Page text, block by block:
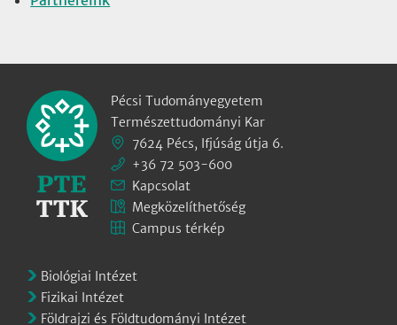
Pécsi Tudományegyetem
Természettudományi Kar
7624 Pécs, Ifjúság útja 6.
+36 72 503-600
Kapcsolat
Megközelíthetőség
Campus térkép
Biológiai Intézet
Fizikai Intézet
Földrajzi és Földtudományi Intézet